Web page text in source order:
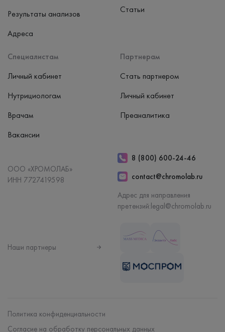
Результаты анализов
Адреса
Специалистам
Личный кабинет
Нутрициологам
Врачам
Вакансии
Партнерам
Стать партнером
Личный кабинет
Преаналитика
Статьи
ООО «ХРОМОЛАБ»
ИНН 7727419598
8 (800) 600-24-46
contact@chromolab.ru
Адрес для направления
претензий:legal@chromolab.ru
Наши партнеры
Политика конфиденциальности
Согласие на обработку персональных данных